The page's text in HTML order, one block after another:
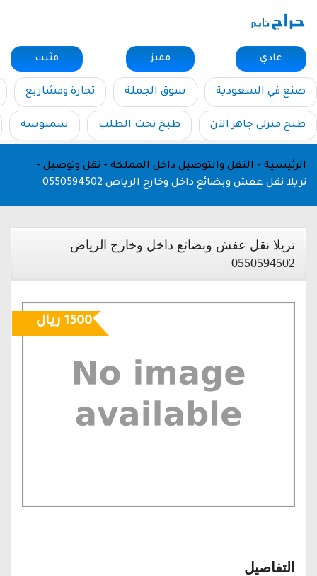
عادي مميز مثبت
صنع في السعودية سوق الجملة تجارة ومشاريع
طبخ منزلي جاهز الآن طبخ تحت الطلب سمبوسة
الرئيسية - النقل والتوصيل داخل المملكة - نقل وتوصيل -
تريلا نقل عفش وبضائع داخل وخارج الرياض 0550594502
تريلا نقل عفش وبضائع داخل وخارج الرياض
0550594502
1500 ريال
التفاصيل